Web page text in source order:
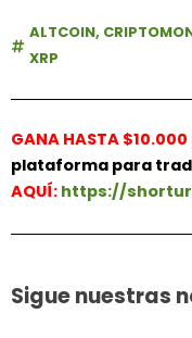
ALTCOIN,
XRP
GANA HASTA $10.000
plataforma para
AQUÍ: https://
Sigue nuestras